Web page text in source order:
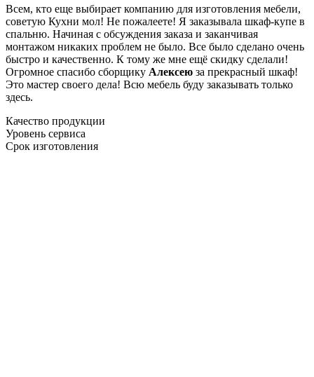
Всем, кто еще выбирает компанию для изготовления мебели,
советую Кухни мол! Не пожалеете! Я заказывала шкаф-купе в
спальню. Начиная с обсуждения заказа и заканчивая
монтажом никаких проблем не было. Все было сделано очень
быстро и качественно. К тому же мне ещё скидку сделали!
Огромное спасибо сборщику Алексею за прекрасный шкаф!
Это мастер своего дела! Всю мебель буду заказывать только
здесь.
Качество продукции
Уровень сервиса
Срок изготовления